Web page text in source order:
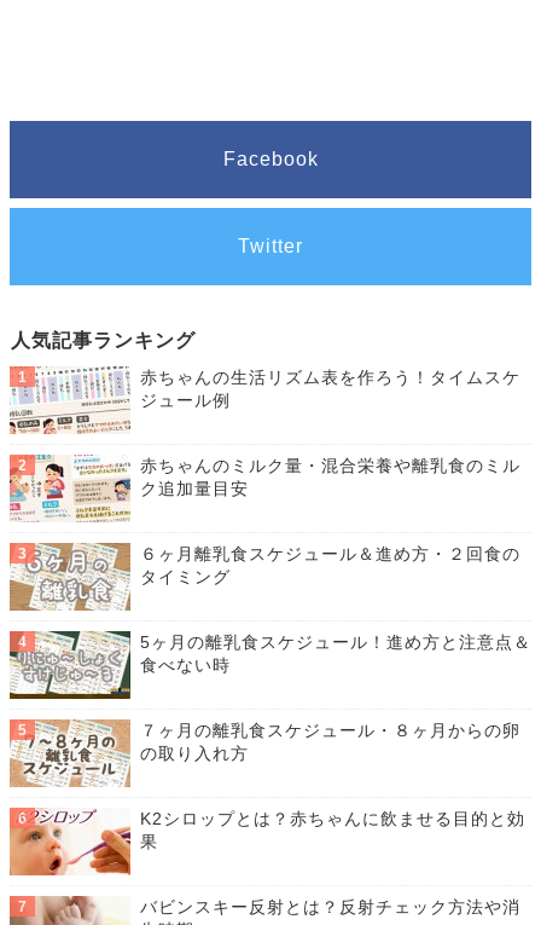
Facebook
Twitter
人気記事ランキング
赤ちゃんの生活リズム表を作ろう！タイムスケ
ジュール例
赤ちゃんのミルク量・混合栄養や離乳食のミル
ク追加量目安
６ヶ月離乳食スケジュール＆進め方・２回食の
タイミング
5ヶ月の離乳食スケジュール！進め方と注意点＆
食べない時
７ヶ月の離乳食スケジュール・８ヶ月からの卵
の取り入れ方
K2シロップとは？赤ちゃんに飲ませる目的と効
果
バビンスキー反射とは？反射チェック方法や消